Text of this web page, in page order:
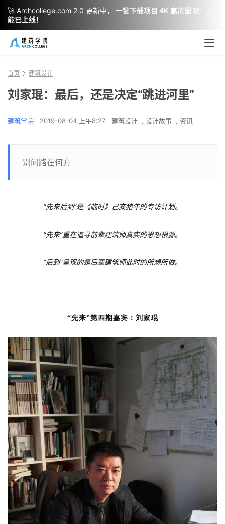
首页 建筑设计
刘家琨：最后，还是决定“跳进河里”
建筑学院 2019-08-04 上午8:27 建筑设计 , 设计故事 , 资讯
别问路在何方
“先来后到”是《临时》己亥猪年的专访计划。
“先来”重在追寻前辈建筑师真实的思想根源。
“后到”呈现的是后辈建筑师此时的所想所做。
“先来”第四期嘉宾：刘家琨
🚀 Archcollege.com 2.0 更新中，
一键下载项目 4K 高清图 功
能已上线！